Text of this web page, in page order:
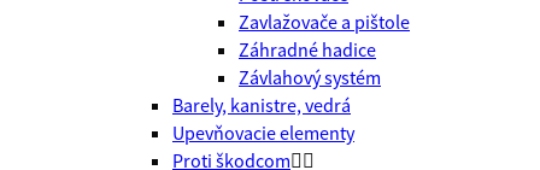
Zavlažovače a pištole
Záhradné hadice
Závlahový systém
Barely, kanistre, vedrá
Upevňovacie elementy
Proti škodcom